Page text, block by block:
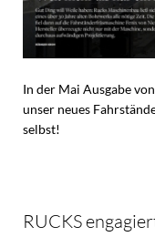
In der Mai Ausgabe
unser neues
selbst!
RUCKS